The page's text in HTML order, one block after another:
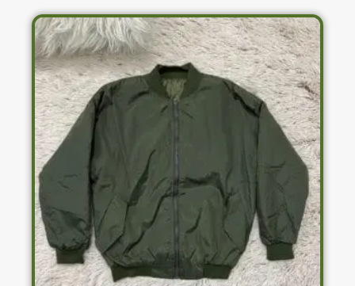
variantes.
Las
opciones
se
pueden
elegir
página
producto